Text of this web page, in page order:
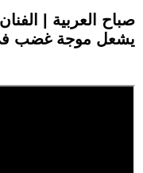
صباح العربية |
يشعل موجة غضب